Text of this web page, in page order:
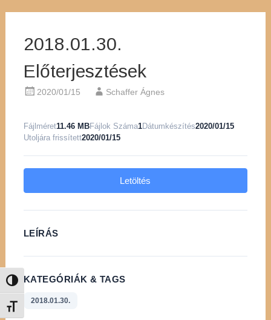
Nagy kontraszt váltása
Betűméret váltása
2018.01.30.
Előterjesztések
2020/01/15 Schaffer Ágnes
Fájlméret11.46 MBFájlok Száma1Dátumkészítés2020/01/15
Utoljára frissített2020/01/15
Letöltés
LEÍRÁS
KATEGÓRIÁK & TAGS
2018.01.30.